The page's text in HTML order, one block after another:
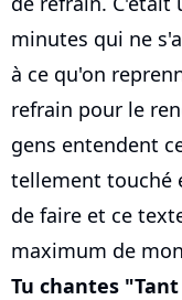
minutes qui ne
à ce qu'on
refrain pour le
gens entendent
tellement touché
de faire et ce
maximum de
Tu chantes